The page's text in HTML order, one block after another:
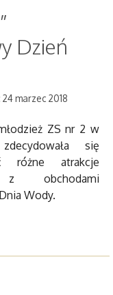
Dzień
marzec 2018
ZS nr 2 w
się
różne atrakcje
z obchodami
Wody.